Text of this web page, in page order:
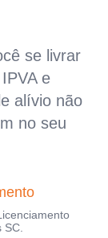
se livrar
e
alívio não
no seu
SC.